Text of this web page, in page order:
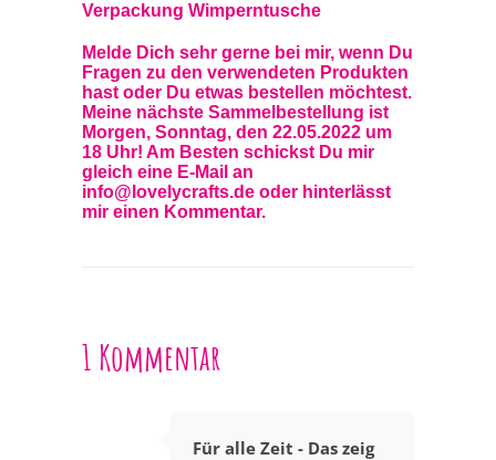
Verpackung Wimperntusche
Melde Dich sehr gerne bei mir, wenn Du
Fragen zu den verwendeten Produkten
hast oder Du etwas bestellen möchtest.
Meine nächste Sammelbestellung ist
Morgen, Sonntag, den 22.05.2022 um
18 Uhr! Am Besten schickst Du mir
gleich eine E-Mail an
info@lovelycrafts.de oder hinterlässt
mir einen Kommentar.
1 Kommentar
Für alle Zeit - Das zeig